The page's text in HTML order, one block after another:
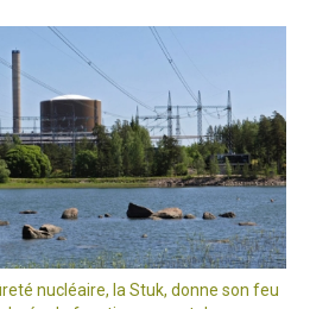
nucléaire, la Stuk, donne son feu